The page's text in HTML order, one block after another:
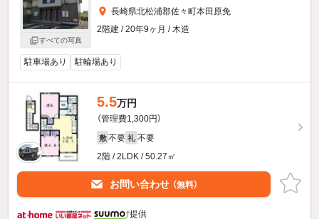
すべての写真
長崎県北松浦郡佐々町本田原免
2階建 / 20年9ヶ月 / 木造
駐車場あり 駐輪場あり
5.5万円
（管理費1,300円）
敷 不要 礼 不要
2階 / 2LDK / 50.27㎡
お問い合わせ （無料）
提供